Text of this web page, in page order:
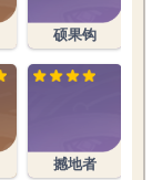
硕果钩
撼地者